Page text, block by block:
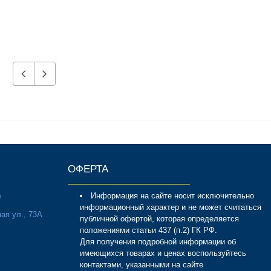
ул., 73А
ОФЕРТА
Информация на сайте носит исключительно
информационный характер и не может считаться
публичной офертой, которая определяется
положениями статьи 437 (п.2) ГК РФ.
Для получения подробной информации об
имеющихся товарах и ценах воспользуйтесь
контактами, указанными на сайте